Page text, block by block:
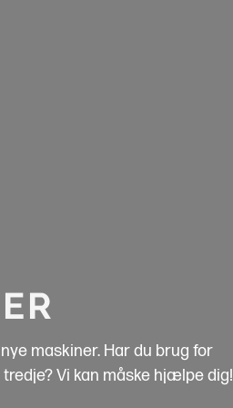
maskiner. Har du brug for
Vi kan måske hjælpe dig!